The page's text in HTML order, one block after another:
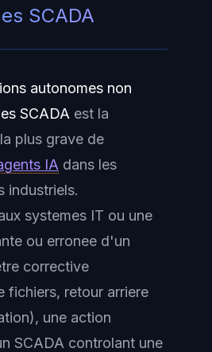
SCADA
autonomes non
SCADA est la
plus grave de
IA dans les
industriels.
systemes IT ou une
ou erronee d'un
corrective
fichiers, retour arriere
une action
SCADA controlant une